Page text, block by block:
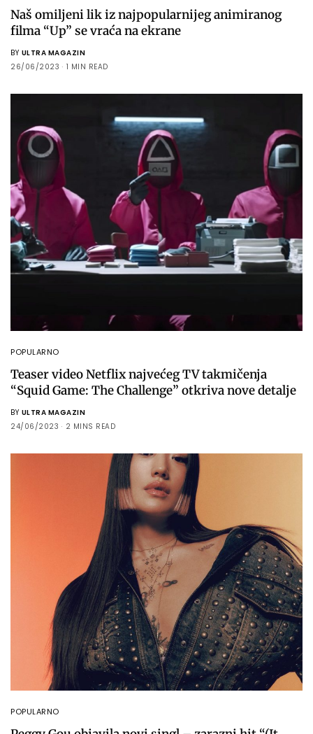
Naš omiljeni lik iz najpopularnijeg animiranog
filma “Up” se vraća na ekrane
BY ULTRA MAGAZIN
26/06/2023
1 MIN READ
POPULARNO
Teaser video Netflix najvećeg TV takmičenja
“Squid Game: The Challenge” otkriva nove detalje
BY ULTRA MAGAZIN
24/06/2023
2 MINS READ
POPULARNO